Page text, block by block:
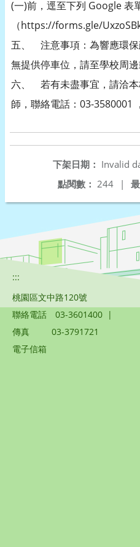
(一)前，逕至下列 Google 表
（https://forms.gle/
五、 注意事項：為響應環
無提供停車位，請至學校周邊
六、 若有未盡事宜，請洽
師，聯絡電話：03-3580001
下架日期： Invalid
點閱數： 244 |
:::
桃園區文中路120號
聯絡電話
03-3601400 |
傳真
03-3791721
電子信箱